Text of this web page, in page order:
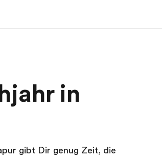
Alle Programme ansehen
in
gibt Dir genug Zeit, die